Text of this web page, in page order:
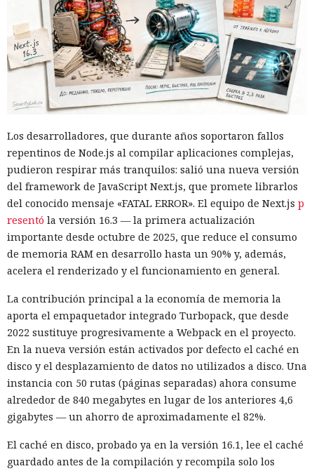
Los desarrolladores, que durante años soportaron fallos
repentinos de Node.js al compilar aplicaciones complejas,
pudieron respirar más tranquilos: salió una nueva versión
del framework de JavaScript Next.js, que promete librarlos
del conocido mensaje «FATAL ERROR». El equipo de Next.js p
resentó la versión 16.3 — la primera actualización
importante desde octubre de 2025, que reduce el consumo
de memoria RAM en desarrollo hasta un 90% y, además,
acelera el renderizado y el funcionamiento en general.
La contribución principal a la economía de memoria la
aporta el empaquetador integrado Turbopack, que desde
2022 sustituye progresivamente a Webpack en el proyecto.
En la nueva versión están activados por defecto el caché en
disco y el desplazamiento de datos no utilizados a disco. Una
instancia con 50 rutas (páginas separadas) ahora consume
alrededor de 840 megabytes en lugar de los anteriores 4,6
gigabytes — un ahorro de aproximadamente el 82%.
El caché en disco, probado ya en la versión 16.1, lee el caché
guardado antes de la compilación y recompila solo los